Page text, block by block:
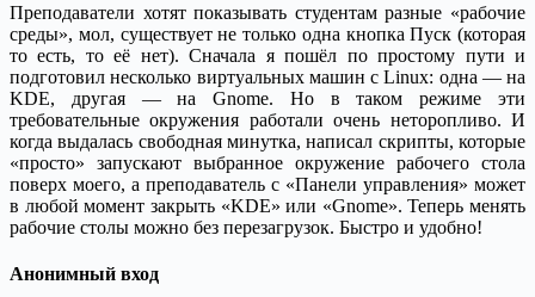
Преподаватели хотят показывать студентам разные «рабочие
среды», мол, существует не только одна кнопка Пуск (которая
то есть, то её нет). Сначала я пошёл по простому пути и
подготовил несколько виртуальных машин с Linux: одна — на
KDE, другая — на Gnome. Но в таком режиме эти
требовательные окружения работали очень неторопливо. И
когда выдалась свободная минутка, написал скрипты, которые
«просто» запускают выбранное окружение рабочего стола
поверх моего, а преподаватель с «Панели управления» может
в любой момент закрыть «KDE» или «Gnome». Теперь менять
рабочие столы можно без перезагрузок. Быстро и удобно!
Анонимный вход